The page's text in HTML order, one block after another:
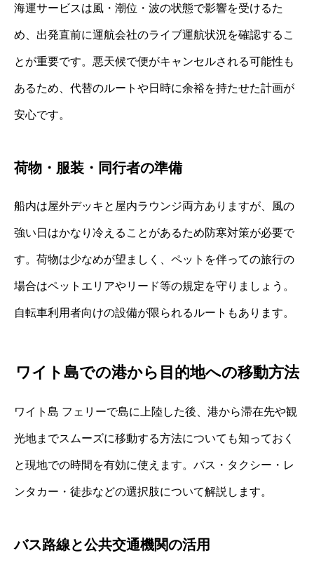
海運サービスは風・潮位・波の状態で影響を受けるた
め、出発直前に運航会社のライブ運航状況を確認するこ
とが重要です。悪天候で便がキャンセルされる可能性も
あるため、代替のルートや日時に余裕を持たせた計画が
安心です。
荷物・服装・同行者の準備
船内は屋外デッキと屋内ラウンジ両方ありますが、風の
強い日はかなり冷えることがあるため防寒対策が必要で
す。荷物は少なめが望ましく、ペットを伴っての旅行の
場合はペットエリアやリード等の規定を守りましょう。
自転車利用者向けの設備が限られるルートもあります。
ワイト島での港から目的地への移動方法
ワイト島 フェリーで島に上陸した後、港から滞在先や観
光地までスムーズに移動する方法についても知っておく
と現地での時間を有効に使えます。バス・タクシー・レ
ンタカー・徒歩などの選択肢について解説します。
バス路線と公共交通機関の活用